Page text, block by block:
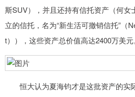
斯SUV），并且还持有信托资产（何女
立的信托，名为“新生活可撤销信托”（
t）），这些资产总价值高达2400万美元
恒大认为夏海钧才是这批资产的实际